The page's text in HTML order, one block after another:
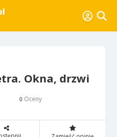
Okna, drzwi
0 Oceny